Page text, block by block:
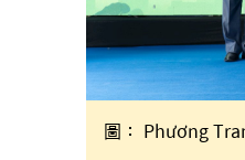
圖： Phương